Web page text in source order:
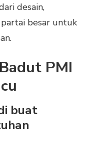
desain,
besar untuk
PMI
buat